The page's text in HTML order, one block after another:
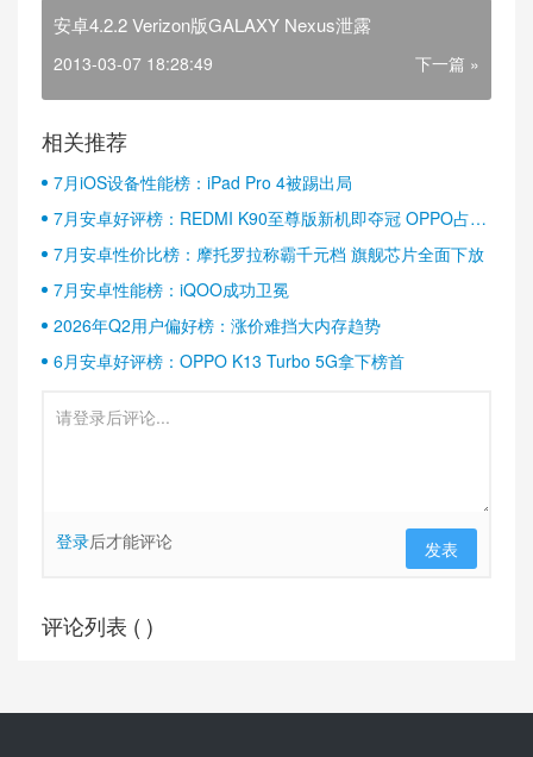
安卓4.2.2 Verizon版GALAXY Nexus泄露
2013-03-07 18:28:49 下一篇 »
相关推荐
7月iOS设备性能榜：iPad Pro 4被踢出局
7月安卓好评榜：REDMI K90至尊版新机即夺冠 OPPO占据
半壁江山
7月安卓性价比榜：摩托罗拉称霸千元档 旗舰芯片全面下放
7月安卓性能榜：iQOO成功卫冕
2026年Q2用户偏好榜：涨价难挡大内存趋势
6月安卓好评榜：OPPO K13 Turbo 5G拿下榜首
登录后才能评论 发表
评论列表 ( )